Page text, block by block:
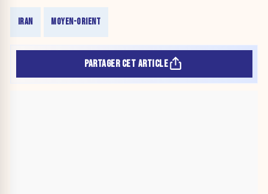
IRAN MOYEN-ORIENT
PARTAGER CET ARTICLE